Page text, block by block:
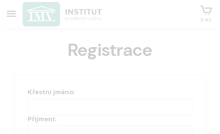
0 Kč
Registrace
Křestní jméno:
Příjmení: